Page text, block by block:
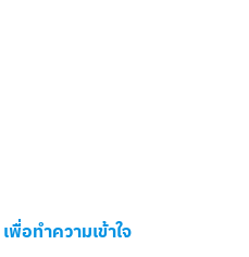
อทำความเข้าใจ